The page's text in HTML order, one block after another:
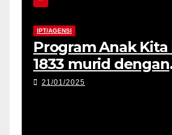
IPT/AGENSI
Program Anak
1833 murid dengan
penyerahan peranti
21/01/2025